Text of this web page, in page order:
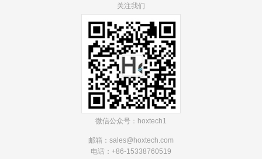
关注我们
微信公众号：hoxtech1
邮箱：sales@hoxtech.com
电话：+86-15338760519